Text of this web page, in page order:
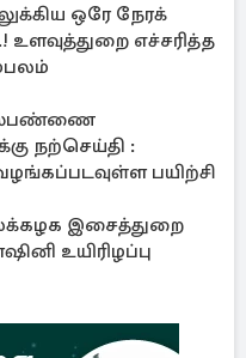
ஒரே நேரக்
எச்சரித்த
நற்செய்தி :
பயிற்சி
இசைத்துறை
உயிரிழப்பு